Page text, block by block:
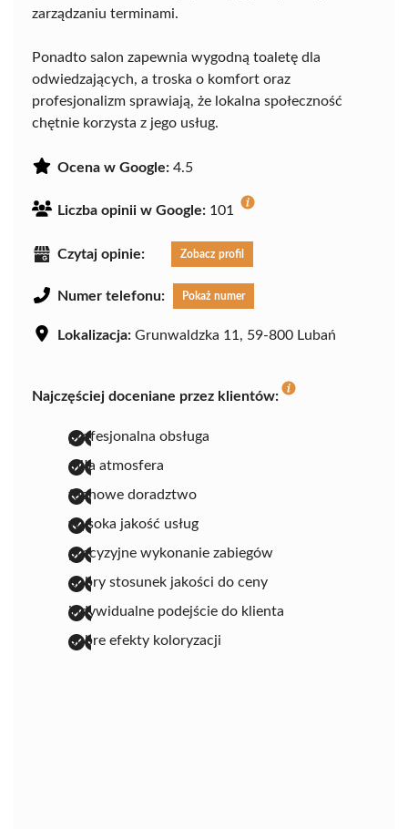
zarządzaniu terminami.
Ponadto salon zapewnia wygodną toaletę dla
odwiedzających, a troska o komfort oraz
profesjonalizm sprawiają, że lokalna społeczność
chętnie korzysta z jego usług.
Ocena w Google: 4.5
Liczba opinii w Google: 101
Czytaj opinie: Zobacz profil
Numer telefonu: Pokaż numer
Lokalizacja: Grunwaldzka 11, 59-800 Lubań
Najczęściej doceniane przez klientów:
profesjonalna obsługa
miła atmosfera
fachowe doradztwo
wysoka jakość usług
precyzyjne wykonanie zabiegów
dobry stosunek jakości do ceny
indywidualne podejście do klienta
dobre efekty koloryzacji